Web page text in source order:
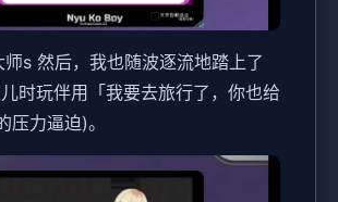
s 然后，我也随波逐流地踏上了
时玩伴用「我要去旅行了，你也给
压力逼迫)。